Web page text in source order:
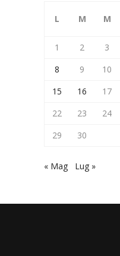
L M M
1 2 3
8
9 10
15
16 17
22
23 24
29
30
« Mag Lug »